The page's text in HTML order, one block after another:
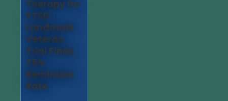
Therapy for
PTSD:
Landmark
Veteran
Trial Finds
75%
Remission
Rate